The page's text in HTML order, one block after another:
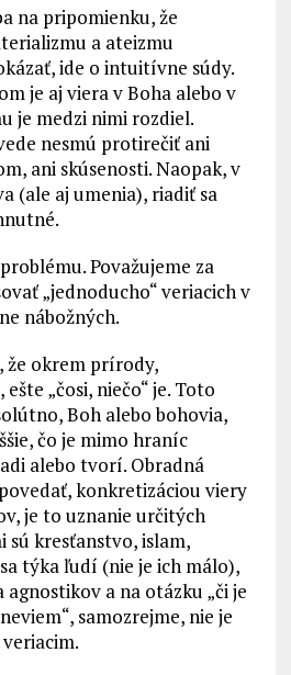
na pripomienku, že
a ateizmu
ide o intuitívne súdy.
je aj viera v Boha alebo v
je medzi nimi rozdiel.
nesmú protirečiť ani
ani skúsenosti. Naopak, v
(ale aj umenia), riadiť sa
Považujeme za
„jednoducho“ veriacich v
nábožných.
že okrem prírody,
„čosi, niečo“ je. Toto
Boh alebo bohovia,
čo je mimo hraníc
alebo tvorí. Obradná
konkretizáciou viery
je to uznanie určitých
kresťanstvo, islam,
týka ľudí (nie je ich málo),
a na otázku „či je
samozrejme, nie je